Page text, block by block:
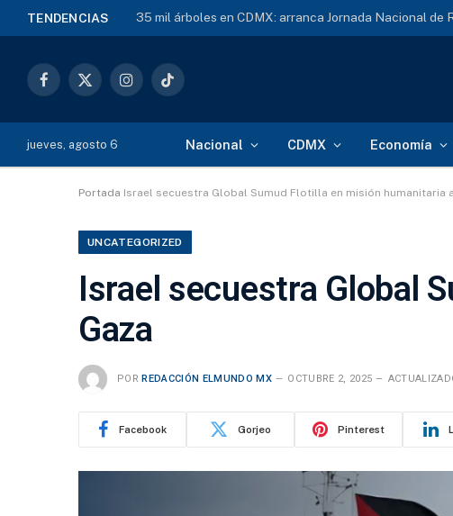
TENDENCIAS 35 mil árboles en CDMX: arranca Jornada Nacional de
Facebook
X
InstagramTikTok
jueves, agosto 6 Nacional CDMX Economía
Portada Israel secuestra Global Sumud Flotilla en misión humanitaria
UNCATEGORIZED
Israel secuestra Global
Gaza
POR REDACCIÓN ELMUNDO MX OCTUBRE 2, 2025
Facebook Gorjeo Pinterest